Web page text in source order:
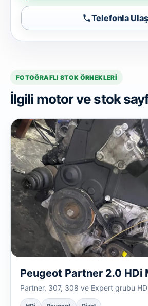
Telefonla Ulaş
FOTOĞRAFLI STOK ÖRNEKLERI
İlgili motor ve stok
Peugeot Partner 2.0 HDi
Partner, 307, 308 ve Expert grubu